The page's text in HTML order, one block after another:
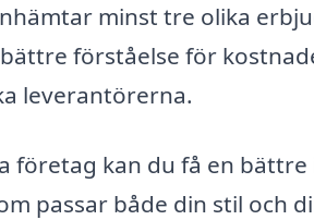
minst tre olika
förståelse för
leverantörerna.
företag kan du få en
passar både din stil och